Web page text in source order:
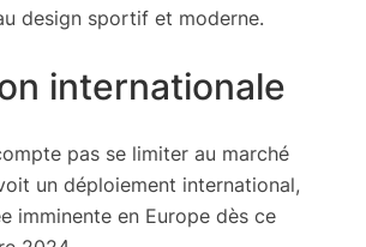
design sportif et moderne.
internationale
pas se limiter au marché
un déploiement international,
imminente en Europe dès ce